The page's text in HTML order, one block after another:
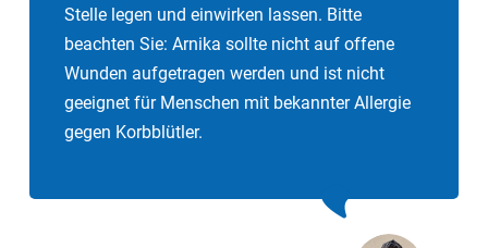
Stelle legen und einwirken lassen. Bitte
beachten Sie: Arnika sollte nicht auf offene
Wunden aufgetragen werden und ist nicht
geeignet für Menschen mit bekannter Allergie
gegen Korbblütler.